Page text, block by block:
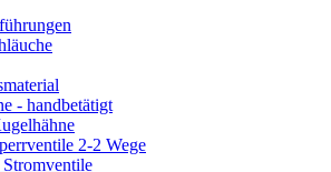
- handbetätigt
2-2 Wege